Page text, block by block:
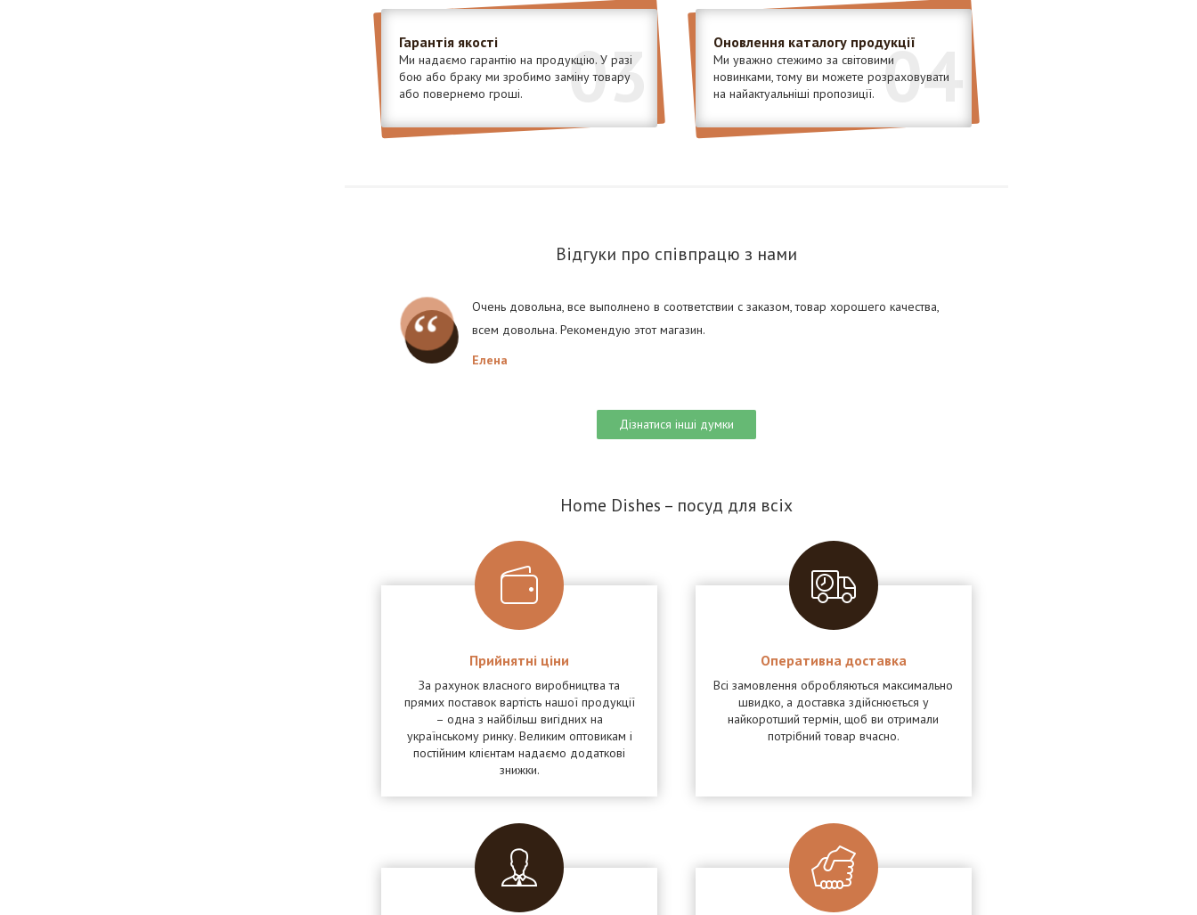
03
Гарантія якості
Ми надаємо гарантію на продукцію. У разі
бою або браку ми зробимо заміну товару
або повернемо гроші.
04
Оновлення каталогу продукції
Ми уважно стежимо за світовими
новинками, тому ви можете розраховувати
на найактуальніші пропозиції.
Відгуки про співпрацю з нами
Очень довольна, все выполнено в соответствии с заказом, товар хорошего качества,
всем довольна. Рекомендую этот магазин.
Елена
Дізнатися інші думки
Home Dishes – посуд для всіх
Прийнятні ціни
За рахунок власного виробництва та
прямих поставок вартість нашої продукції
– одна з найбільш вигідних на
українському ринку. Великим оптовикам і
постійним клієнтам надаємо додаткові
знижки.
Оперативна доставка
Всі замовлення обробляються максимально
швидко, а доставка здійснюється у
найкоротший термін, щоб ви отримали
потрібний товар вчасно.